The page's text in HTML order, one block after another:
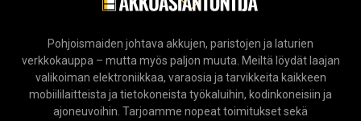
Pohjoismaiden johtava akkujen, paristojen ja laturien
verkkokauppa – mutta myös paljon muuta. Meiltä löydät laajan
valikoiman elektroniikkaa, varaosia ja tarvikkeita kaikkeen
mobiililaitteista ja tietokoneista työkaluihin, kodinkoneisiin ja
ajoneuvoihin. Tarjoamme nopeat toimitukset sekä